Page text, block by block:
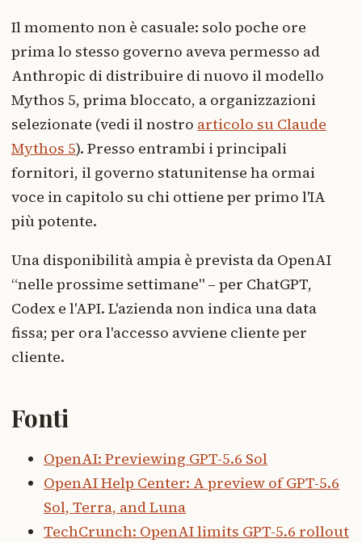
Il momento non è casuale: solo poche ore
prima lo stesso governo aveva permesso ad
Anthropic di distribuire di nuovo il modello
Mythos 5, prima bloccato, a organizzazioni
selezionate (vedi il nostro articolo su Claude
Mythos 5). Presso entrambi i principali
fornitori, il governo statunitense ha ormai
voce in capitolo su chi ottiene per primo l'IA
più potente.
Una disponibilità ampia è prevista da OpenAI
“nelle prossime settimane" – per ChatGPT,
Codex e l'API. L'azienda non indica una data
fissa; per ora l'accesso avviene cliente per
cliente.
Fonti
OpenAI: Previewing GPT-5.6 Sol
OpenAI Help Center: A preview of GPT-5.6
Sol, Terra, and Luna
TechCrunch: OpenAI limits GPT-5.6 rollout